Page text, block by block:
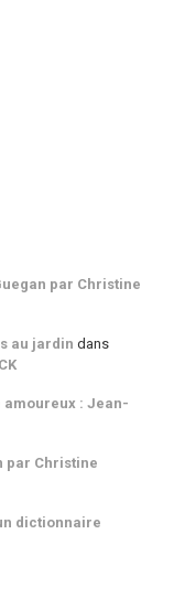
par Christine
au jardin dans
amoureux : Jean-
par Christine
dictionnaire